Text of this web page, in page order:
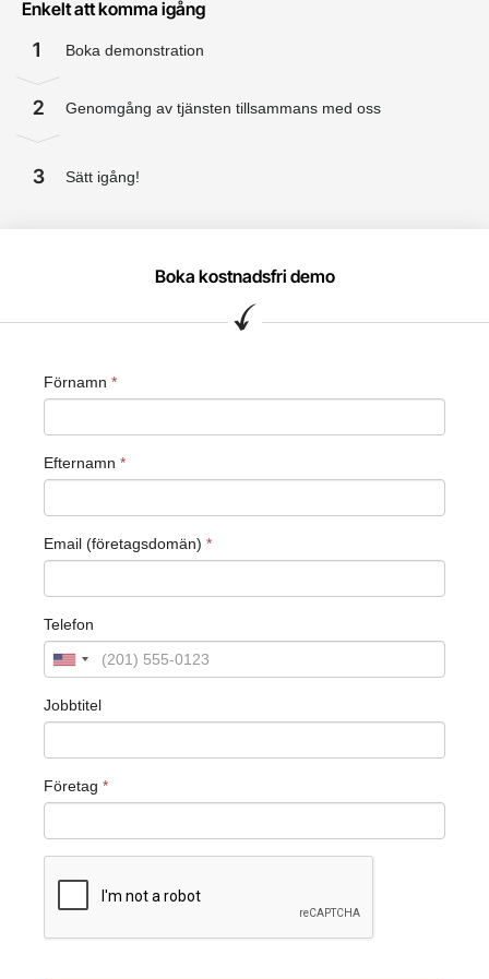
Enkelt att komma igång
1 Boka demonstration
2 Genomgång av tjänsten tillsammans med oss
3 Sätt igång!
Boka kostnadsfri demo